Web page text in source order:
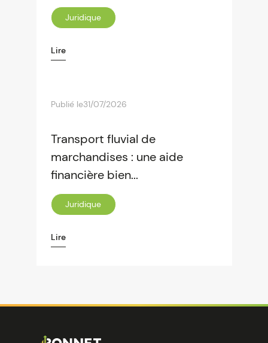
Juridique
Lire
Publié le31/07/2026
Transport fluvial de
marchandises : une aide
financière bien...
Juridique
Lire
Image